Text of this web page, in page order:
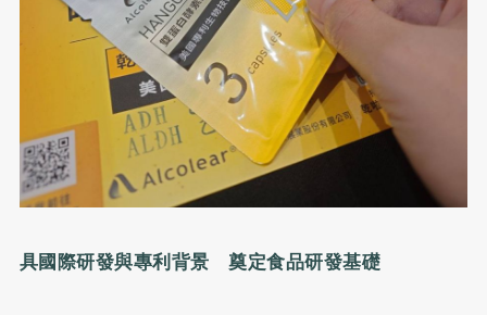
具國際研發與專利背景 奠定食品研發基礎